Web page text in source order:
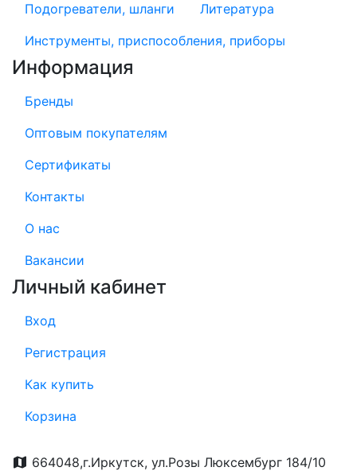
Подогреватели, шланги
Литература
Инструменты, приспособления, приборы
Информация
Бренды
Оптовым покупателям
Сертификаты
Контакты
О нас
Вакансии
Личный кабинет
Вход
Регистрация
Как купить
Корзина
664048,г.Иркутск, ул.Розы Люксембург 184/10